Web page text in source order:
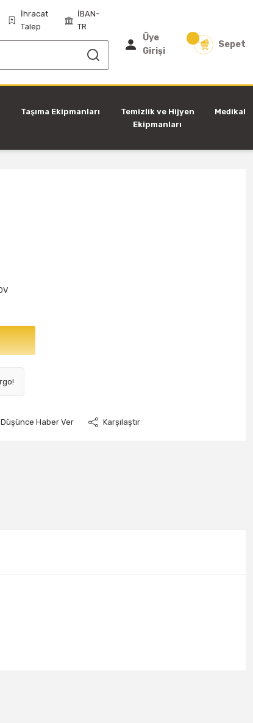
İhracat
Talep
İBAN-
TR
Üye
Girişi
Sepet
Taşıma Ekipmanları
Temizlik ve Hijyen
Ekipmanları
Medikal
Düşünce Haber Ver Karşılaştır